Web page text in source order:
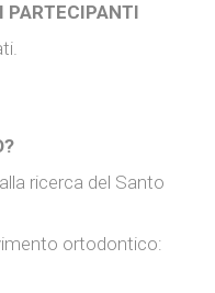
PARTECIPANTI
ricerca del Santo
ortodontico: